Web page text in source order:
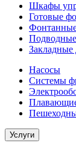
Шкафы
Готовые
Закладные
Насосы
Системы
Услуги